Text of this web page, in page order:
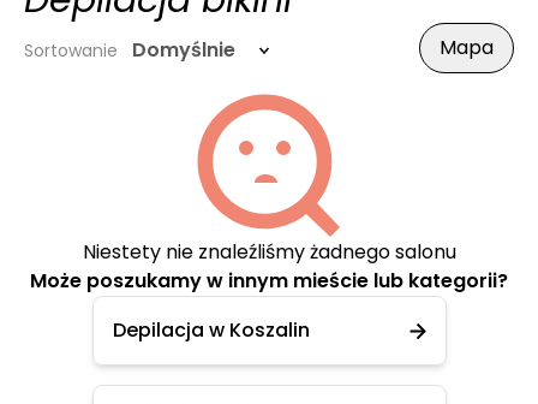
Sortowanie Domyślnie Mapa
Niestety nie znaleźliśmy żadnego salonu
Może poszukamy w innym mieście lub kategorii?
Depilacja w Koszalin